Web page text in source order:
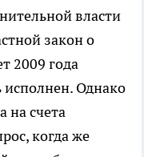
власти
закон о
2009 года
исполнен. Однако
на счета
когда же